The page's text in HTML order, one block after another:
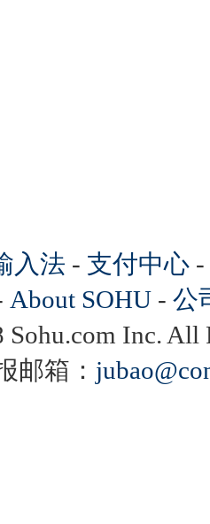
入法 - 支付中心 -
About SOHU - 公
Sohu.com Inc.
邮箱：